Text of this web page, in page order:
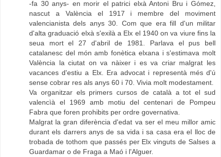
-fa 30 anys- en morir el patrici elxà Antoni Bru i Gómez,
nascut a València el 1917 i membre del moviment
valencianista dels anys 30. Com que era fill d'un militar
d'alta graduació elxà s'exilà a Elx el 1940 on va viure fins la
seua mort el 27 d'abril de 1981. Parlava el pus bell
catalanesc del món amb fonètica elxana i s'estimava molt
València la ciutat on va nàixer i es va criar malgrat les
vacances d'estiu a Elx. Era advocat i representà més d'ú
sense cobrar res als anys 60 i 70. Vivia molt modestament.
Va organitzar els primers cursos de català a tot el sud
valencìà el 1969 amb motiu del centenari de Pompeu
Fabra que foren prohibits per ordre governativa.
Malgrat la gran diferència d'edat va ser el meu millor amic
durant els darrers anys de sa vida i sa casa era el lloc de
trobada de tothom que passés per Elx vinguts de Salses a
Guardamar o de Fraga a Maó i l'Alguer.